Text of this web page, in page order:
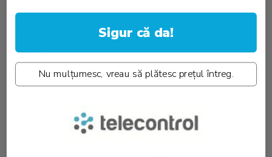
Sigur că da!
Nu mulțumesc, vreau să plătesc prețul întreg.